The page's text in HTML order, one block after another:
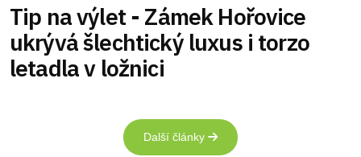
Tip na výlet - Zámek Hořovice
ukrývá šlechtický luxus i torzo
letadla v ložnici
Další články